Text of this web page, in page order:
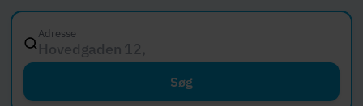
Adresse
Hovedgaden 12, 8000 Aar
Søg